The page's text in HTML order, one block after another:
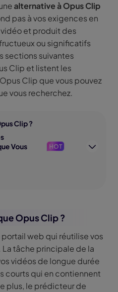
alternative à Opus Clip
pas à vos exigences en
et produit des
ou significatifs
sections suivantes
Clip et listent les
Clip que vous pouvez
vous recherchez.
Clip ?
Vous
HOT
Opus Clip ?
web qui réutilise vos
tâche principale de la
vidéos de longue durée
courts qui en contiennent
plus, le prédicteur de